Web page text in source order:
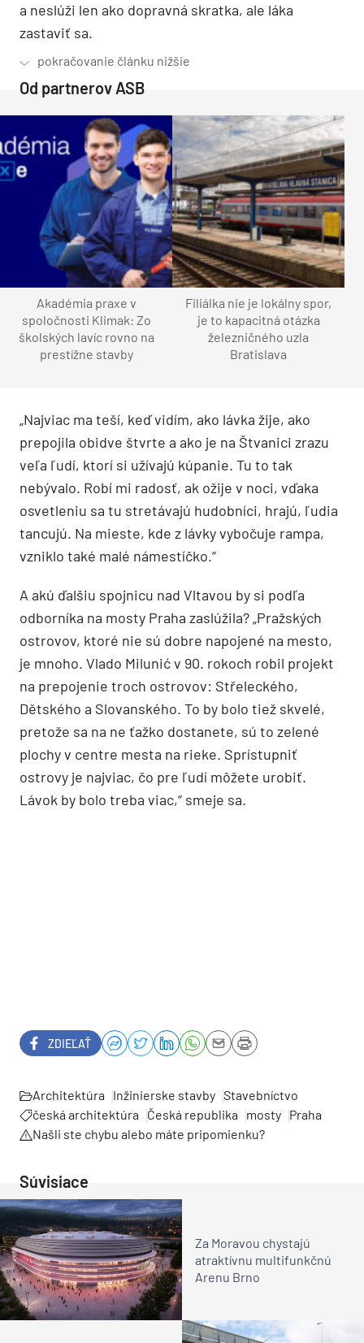
a neslúži len ako dopravná skratka, ale láka
zastaviť sa.
Od partnerov ASB
Akadémia praxe v
spoločnosti Klimak: Zo
školských lavíc rovno na
prestížne stavby
Filiálka nie je lokálny spor,
je to kapacitná otázka
železničného uzla
Bratislava
„Najviac ma teší, keď vidím, ako lávka žije, ako
prepojila obidve štvrte a ako je na Štvanici zrazu
veľa ľudí, ktorí si užívajú kúpanie. Tu to tak
nebývalo. Robí mi radosť, ak ožije v noci, vďaka
osvetleniu sa tu stretávajú hudobníci, hrajú, ľudia
tancujú. Na mieste, kde z lávky vybočuje rampa,
vzniklo také malé námestíčko.“
A akú ďalšiu spojnicu nad Vltavou by si podľa
odborníka na mosty Praha zaslúžila? „Pražských
ostrovov, ktoré nie sú dobre napojené na mesto,
je mnoho. Vlado Milunić v 90. rokoch robil projekt
na prepojenie troch ostrovov: Střeleckého,
Dětského a Slovanského. To by bolo tiež skvelé,
pretože sa na ne ťažko dostanete, sú to zelené
plochy v centre mesta na rieke. Sprístupniť
ostrovy je najviac, čo pre ľudí môžete urobiť.
Lávok by bolo treba viac,“ smeje sa.
ZDIEĽAŤ
Architektúra Inžinierske stavby Stavebníctvo
česká architektúra
Česká republika mosty Praha
Našli ste chybu alebo máte pripomienku?
Súvisiace
Za Moravou chystajú
atraktívnu multifunkčnú
Arenu Brno